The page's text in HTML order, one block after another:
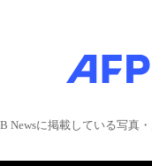
Newsに掲載している写真